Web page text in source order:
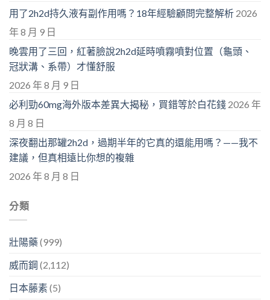
用了2h2d持久液有副作用嗎？18年經驗顧問完整解析 2026
年 8 月 9 日
晚雲用了三回，紅著臉說2h2d延時噴霧噴對位置（龜頭、
冠狀溝、系帶）才懂舒服
2026 年 8 月 9 日
必利勁60mg海外版本差異大揭秘，買錯等於白花錢 2026 年
8 月 8 日
深夜翻出那罐2h2d，過期半年的它真的還能用嗎？——我不
建議，但真相遠比你想的複雜
2026 年 8 月 8 日
分類
壯陽藥(999)
威而鋼 (2,112)
日本藤素(5)